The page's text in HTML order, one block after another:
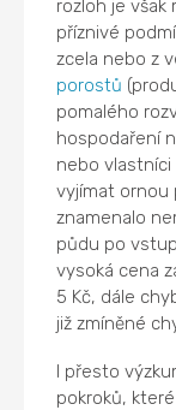
rozloh je však
příznivé
zcela nebo z
porostů
pomalého
hospodaření
nebo
vyjímat ornou
znamenalo
půdu po
vysoká cena
5 Kč, dále
již zmíněné
I přesto
pokroků,